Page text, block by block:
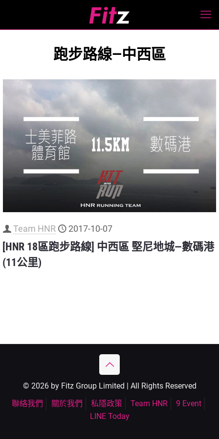
跑步路線—中西區
Team HNR 2017-10-07
[HNR 18區跑步路線] 中西區 堅尼地城—數碼港
(11公里)
© 2026 by Fitz Group Limited | All Rights Reserved
聯絡我們
關於我們 私隱政策 Team HNR
9 Event
LINE Today